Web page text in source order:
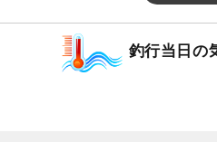
釣行当日の